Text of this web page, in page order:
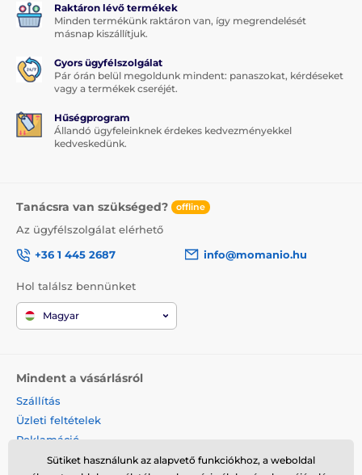
Raktáron lévő termékek
Minden termékünk raktáron van, így megrendelését
másnap kiszállítjuk.
Gyors ügyfélszolgálat
Pár órán belül megoldunk mindent: panaszokat, kérdéseket
vagy a termékek cseréjét.
Hűségprogram
Állandó ügyfeleinknek érdekes kedvezményekkel
kedveskedünk.
Tanácsra van szükséged? offline
Az ügyfélszolgálat elérhető
+36 1 445 2687
info@momanio.hu
Hol találsz bennünket
Magyar
Mindent a vásárlásról
Szállítás
Üzleti feltételek
Reklamáció
Termék visszaküldése
Sütiket használunk az alapvető funkciókhoz, a weboldal